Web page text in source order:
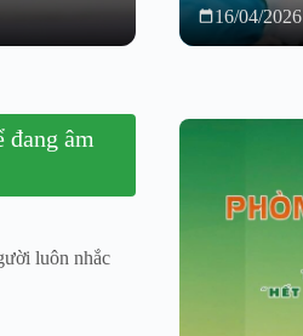
16/04/2026
âm
luôn nhắc